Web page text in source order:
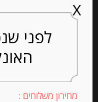
Out of
לפני
מחירון משלוחים :
X